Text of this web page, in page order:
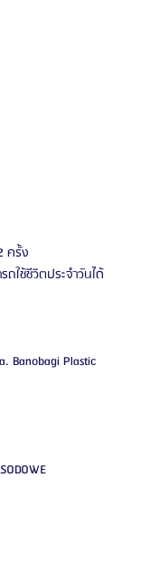
ครั้ง
ใช้ชีวิตประจำวันได้
Banobagi Plastic